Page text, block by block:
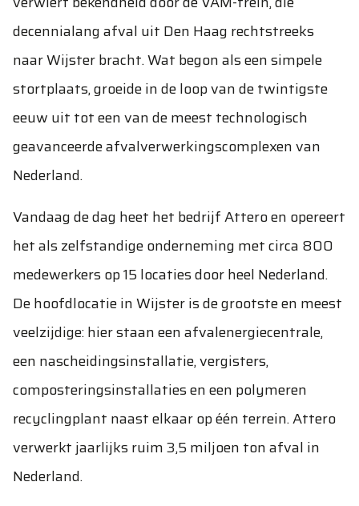
decennialang afval uit Den Haag rechtstreeks
naar Wijster bracht. Wat begon als een simpele
stortplaats, groeide in de loop van de twintigste
eeuw uit tot een van de meest technologisch
geavanceerde afvalverwerkingscomplexen van
Nederland.
Vandaag de dag heet het bedrijf Attero en opereert
het als zelfstandige onderneming met circa 800
medewerkers op 15 locaties door heel Nederland.
De hoofdlocatie in Wijster is de grootste en meest
veelzijdige: hier staan een afvalenergiecentrale,
een nascheidingsinstallatie, vergisters,
composteringsinstallaties en een polymeren
recyclingplant naast elkaar op één terrein. Attero
verwerkt jaarlijks ruim 3,5 miljoen ton afval in
Nederland.